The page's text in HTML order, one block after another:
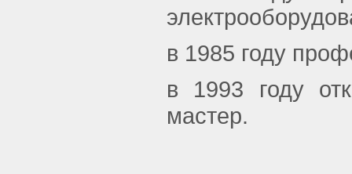
в 1985 году
в 1993 году
мастер.